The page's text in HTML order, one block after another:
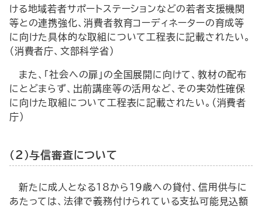
ける地域若者サポートステーションなどの若者支援機関
等との連携強化、消費者教育コーディネーターの育成等
に向けた具体的な取組について工程表に記載されたい。
（消費者庁、文部科学省）
また、「社会への扉」の全国展開に向けて、教材の配布
にとどまらず、出前講座等の活用など、その実効性確保
に向けた取組について工程表に記載されたい。（消費者
庁）
（２）与信審査について
新たに成人となる18から19歳への貸付、信用供与に
あたっては、法律で義務付けられている支払可能見込額